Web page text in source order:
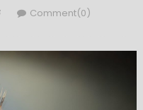
Comment(0)